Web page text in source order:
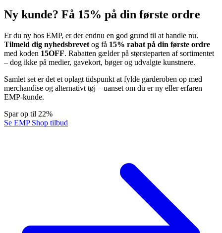
Ny kunde? Få 15% på din første ordre
Er du ny hos EMP, er der endnu en god grund til at handle nu.
Tilmeld dig nyhedsbrevet og få 15% rabat på din første ordre
med koden 15OFF. Rabatten gælder på størsteparten af sortimentet
– dog ikke på medier, gavekort, bøger og udvalgte kunstnere.
Samlet set er det et oplagt tidspunkt at fylde garderoben op med
merchandise og alternativt tøj – uanset om du er ny eller erfaren
EMP-kunde.
Spar op til 22%
Se EMP Shop tilbud